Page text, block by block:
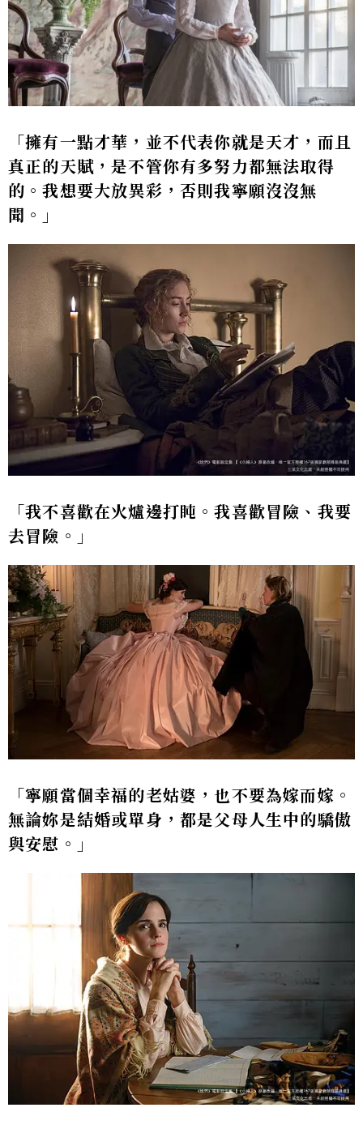
「擁有一點才華，並不代表你就是天才，而且
真正的天賦，是不管你有多努力都無法取得
的。我想要大放異彩，否則我寧願沒沒無
聞。」
「我不喜歡在火爐邊打盹。我喜歡冒險、我要
去冒險。」
「寧願當個幸福的老姑婆，也不要為嫁而嫁。
無論妳是結婚或單身，都是父母人生中的驕傲
與安慰。」